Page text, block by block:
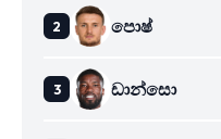
පොෂ්
ඩාන්සො